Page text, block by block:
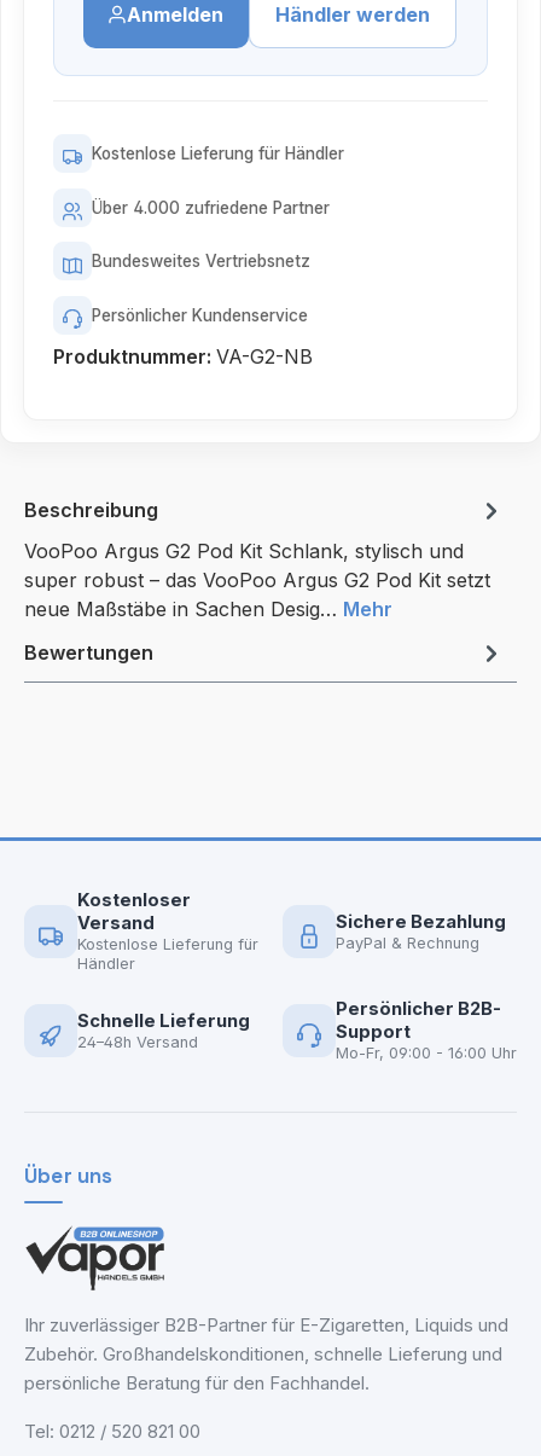
Anmelden Händler werden
Kostenlose Lieferung für Händler
Über 4.000 zufriedene Partner
Bundesweites Vertriebsnetz
Persönlicher Kundenservice
Produktnummer: VA-G2-NB
Beschreibung
VooPoo Argus G2 Pod Kit Schlank, stylisch und
super robust – das VooPoo Argus G2 Pod Kit setzt
neue Maßstäbe in Sachen Desig… Mehr
Bewertungen
Kostenloser
Versand
Kostenlose Lieferung für
Händler
Sichere Bezahlung
PayPal & Rechnung
Schnelle Lieferung
24–48h Versand
Persönlicher B2B-
Support
Mo-Fr, 09:00 - 16:00 Uhr
Über uns
Ihr zuverlässiger B2B-Partner für E-Zigaretten, Liquids und
Zubehör. Großhandelskonditionen, schnelle Lieferung und
persönliche Beratung für den Fachhandel.
Tel: 0212 / 520 821 00